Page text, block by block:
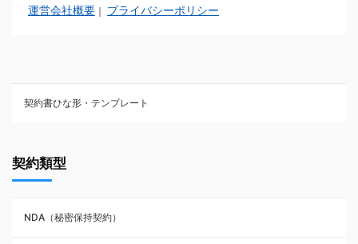
運営会社概要 ｜ プライバシーポリシー
契約書ひな形・テンプレート
NDA（秘密保持契約）
業務委託契約
契約類型
NDA（秘密保持契約）